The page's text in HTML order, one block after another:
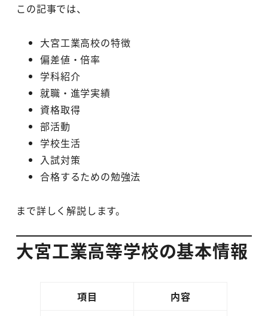
この記事では、
大宮工業高校の特徴
偏差値・倍率
学科紹介
就職・進学実績
資格取得
部活動
学校生活
入試対策
合格するための勉強法
まで詳しく解説します。
大宮工業高等学校の基本情報
項目 内容